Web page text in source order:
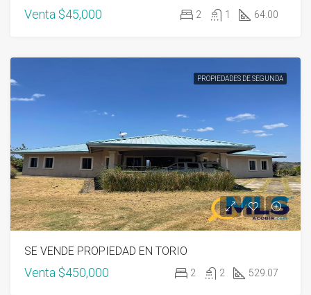
Venta $45,000 2 1 64.00
PROPIEDADES DE SEGUNDA
SE VENDE PROPIEDAD EN TORIO
Venta $450,000 2 2 529.07